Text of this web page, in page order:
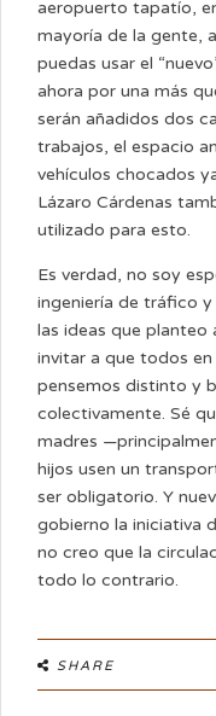
aeropuerto tapatío,
mayoría de la gente,
puedas usar el
ahora por una más
serán añadidos dos
trabajos, el espacio
vehículos chocados
Lázaro Cárdenas
utilizado para esto.
Es verdad, no soy
ingeniería de tráfico
las ideas que planteo
invitar a que todos
pensemos distinto y
colectivamente. Sé
madres
hijos usen un
ser obligatorio. Y
gobierno la iniciativa
no creo que la
todo lo contrario.
SHARE